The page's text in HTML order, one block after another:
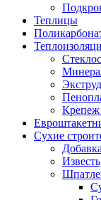
Теплицы
Крепеж
Сухие